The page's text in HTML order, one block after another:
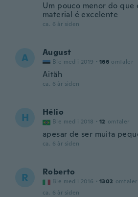
Um pouco menor do que
material é excelente
ca. 6 år siden
A August
Ble med i 2019 · 166 omtaler
Aitäh
ca. 6 år siden
H Hélio
Ble med i 2018 · 12 omtaler
apesar de ser muita
ca. 6 år siden
R Roberto
Ble med i 2016 · 1302 omtaler
ca. 6 år siden